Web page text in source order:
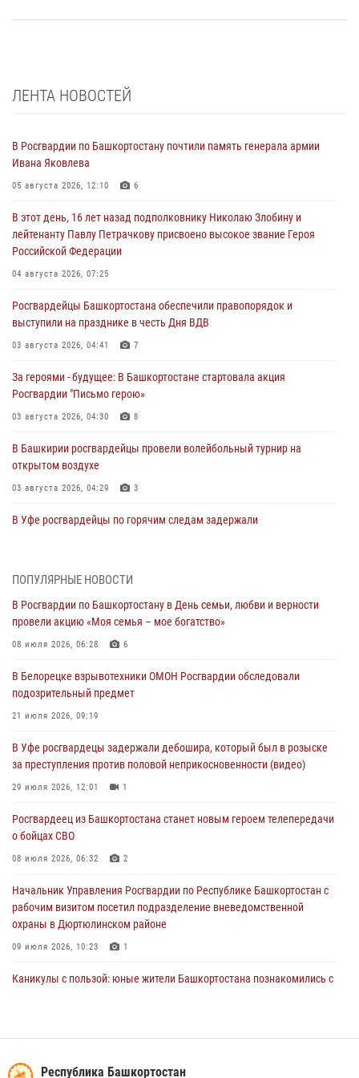
ЛЕНТА НОВОСТЕЙ
В Росгвардии по Башкортостану почтили память генерала армии
Ивана Яковлева
05 августа 2026, 12:10 6
В этот день, 16 лет назад подполковнику Николаю Злобину и
лейтенанту Павлу Петрачкову присвоено высокое звание Героя
Российской Федерации
04 августа 2026, 07:25
Росгвардейцы Башкортостана обеспечили правопорядок и
выступили на празднике в честь Дня ВДВ
03 августа 2026, 04:41 7
За героями - будущее: В Башкортостане стартовала акция
Росгвардии "Письмо герою»
03 августа 2026, 04:30 8
В Башкирии росгвардейцы провели волейбольный турнир на
открытом воздухе
03 августа 2026, 04:29 3
В Уфе росгвардейцы по горячим следам задержали
Башкортостана ответил на вопросы граждан
30 июля 2026, 12:54
за преступления против половой неприкосновенности (видео)
29 июля 2026, 12:01
Башкортостана проведет прямую линию
29 июля 2026, 10:52
Росгвардию
29 июля 2026, 04:15
ПОПУЛЯРНЫЕ НОВОСТИ
В Росгвардии по Башкортостану в День семьи, любви и верности
провели акцию «Моя семья – мое богатство»
08 июля 2026, 06:28 6
В Белорецке взрывотехники ОМОН Росгвардии обследовали
подозрительный предмет
21 июля 2026, 09:19
В Уфе росгвардецы задержали дебошира, который был в розыске
за преступления против половой неприкосновенности (видео)
29 июля 2026, 12:01 1
Росгвардеец из Башкортостана станет новым героем телепередачи
о бойцах СВО
08 июля 2026, 06:32 2
Начальник Управления Росгвардии по Республике Башкортостан с
рабочим визитом посетил подразделение вневедомственной
охраны в Дюртюлинском районе
09 июля 2026, 10:23 1
Каникулы с пользой: юные жители Башкортостана познакомились с
Росгвардии и фондом «Защитники Отечества»
Республика Башкортостан